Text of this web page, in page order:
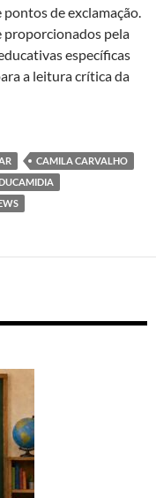
de exclamação.
proporcionados pela
específicas
a leitura crítica da
é essencial para a
CAMILA CARVALHO